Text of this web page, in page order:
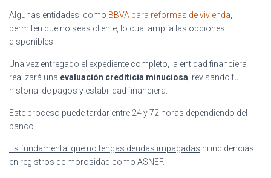
Algunas entidades, como BBVA para reformas de vivienda
permiten que no seas cliente, lo cual amplía las opciones
disponibles.
Una vez entregado el expediente completo, la entidad financiera
realizará una evaluación crediticia minuciosa , revisando tu
historial de pagos y estabilidad financiera.
Este proceso puede tardar entre 24 y 72 horas dependiendo del
banco.
Es fundamental que no tengas deudas impagadas ni incidencias
en registros de morosidad como ASNEF.